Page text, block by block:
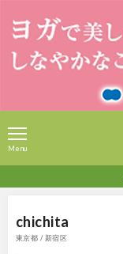
Menu
chichita
東京都 / 新宿区